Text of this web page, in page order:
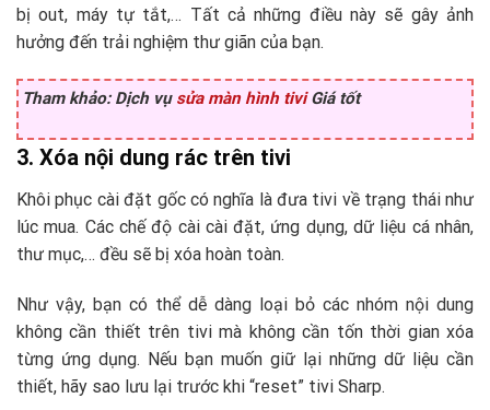
bị out, máy tự tắt,… Tất cả những điều này sẽ gây ảnh
hưởng đến trải nghiệm thư giãn của bạn.
Tham khảo: Dịch vụ sửa màn hình tiviGiá tốt
3. Xóa nội dung rác trên tivi
Khôi phục cài đặt gốc có nghĩa là đưa tivi về trạng thái như
lúc mua. Các chế độ cài cài đặt, ứng dụng, dữ liệu cá nhân,
thư mục,… đều sẽ bị xóa hoàn toàn.
Như vậy, bạn có thể dễ dàng loại bỏ các nhóm nội dung
không cần thiết trên tivi mà không cần tốn thời gian xóa
từng ứng dụng. Nếu bạn muốn giữ lại những dữ liệu cần
thiết, hãy sao lưu lại trước khi “reset” tivi Sharp.